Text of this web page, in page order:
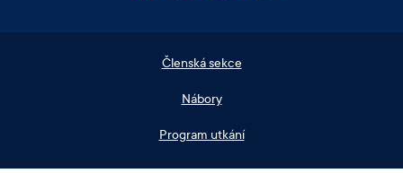
Členská sekce
Nábory
Program utkání